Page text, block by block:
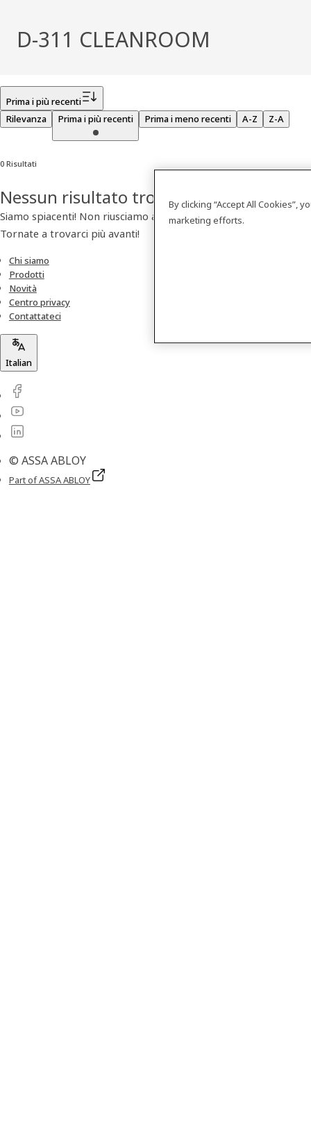
D-311 CLEANROOM
Prima i più recenti
Rilevanza
Prima i più recenti Prima i meno recenti A-Z Z-A
0 Risultati
Nessun risultato trovato
Siamo spiacenti! Non riusciamo a trovare nessun prodotto.
Tornate a trovarci più avanti!
Chi siamo
Prodotti
Novità
Centro privacy
Contattateci
Italian
© ASSA ABLOY
Part of ASSA ABLOY
By clicking “Accept All Cookies”,
marketing efforts.